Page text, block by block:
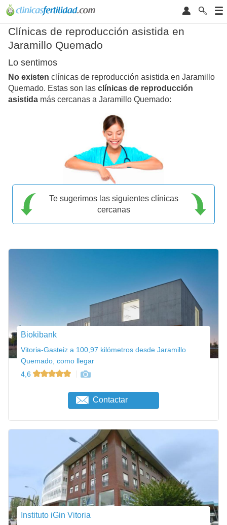
Clínicas de reproducción asistida en
Jaramillo Quemado
Lo sentimos
No existen clínicas de reproducción asistida en Jaramillo
Quemado. Estas son las clínicas de reproducción
asistida más cercanas a Jaramillo Quemado:
Te sugerimos las siguientes clínicas
cercanas
Biokibank
Vitoria-Gasteiz a 100,97 kilómetros desde Jaramillo
Quemado, como llegar
4,6
Contactar
Instituto iGin Vitoria